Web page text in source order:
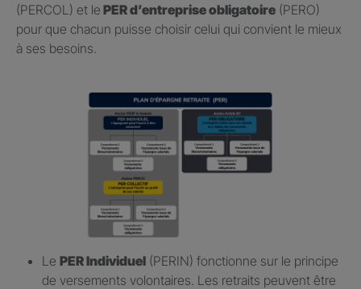
(PERCOL) et le PER d’entreprise obligatoire (PERO)
pour que chacun puisse choisir celui qui convient le mieux
à ses besoins.
Le PER Individuel (PERIN) fonctionne sur le principe
de versements volontaires. Les retraits peuvent être